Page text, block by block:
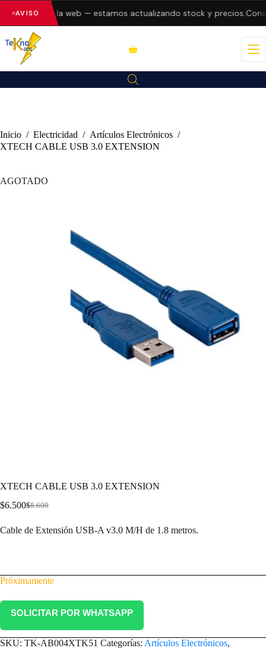
AVISO
errores en la web — estamos actualizando stock y precios.
Inicio / Electricidad / Artículos Electrónicos /
XTECH CABLE USB 3.0 EXTENSION
AGOTADO
XTECH CABLE USB 3.0 EXTENSION
$8.600
$6.500
Cable de Extensión USB-A v3.0 M/H de 1.8 metros.
Próximamente
SOLICITAR POR WHATSAPP
SKU: TK-AB004XTK51 Categorías: Artículos Electrónicos,